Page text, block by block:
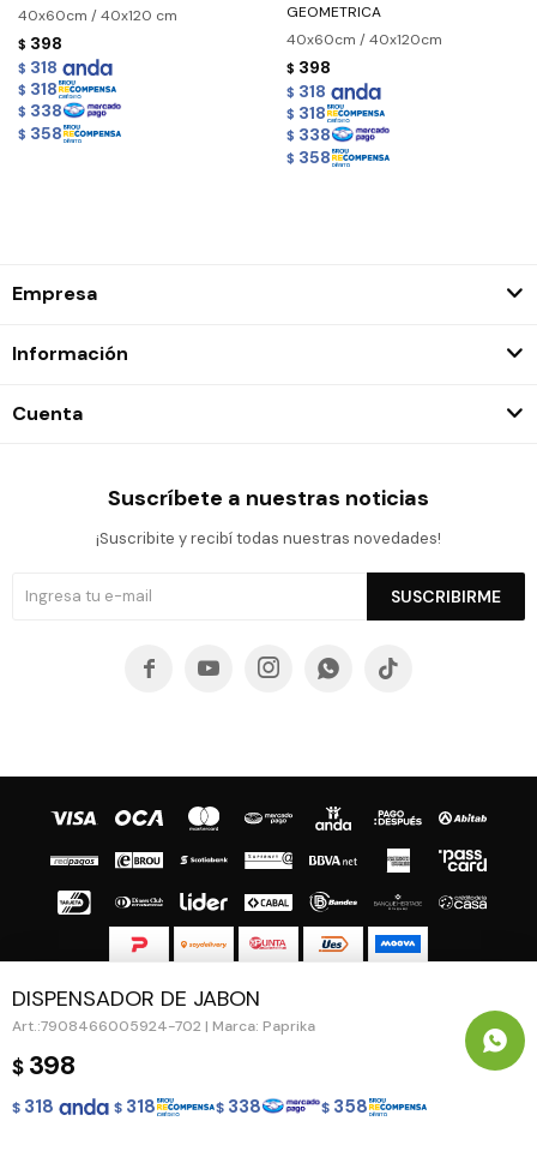
DISPENSADOR DE JABON
7908466005924-702 | Marca: Paprika
$ 398
$ 318 $ 318 $ 338 $ 358
40x60cm / 40x120 cm
$ 398
$ 318
$ 318
$ 338
$ 358
GEOMETRICA
40x60cm / 40x120cm
$ 398
$ 318
$ 318
$ 338
$ 358
Empresa
Información
Cuenta
Suscríbete a nuestras noticias
¡Suscribite y recibí todas nuestras novedades!
SUSCRIBIRME
    
© Copyright 2026 / Guapa - Paprika